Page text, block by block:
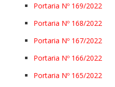
Portaria Nº 169/2022
Portaria Nº 168/2022
Portaria Nº 167/2022
Portaria Nº 166/2022
Portaria Nº 165/2022